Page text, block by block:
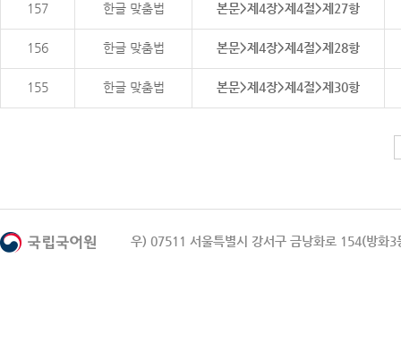
157 한글 맞춤법 본문>제4장>제4절>제27항
156 한글 맞춤법 본문>제4장>제4절>제28항
155 한글 맞춤법 본문>제4장>제4절>제30항
우) 07511 서울특별시 강서구 금낭화로 154(방화3